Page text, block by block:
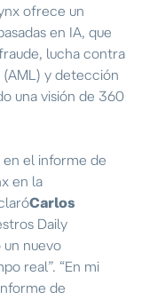
ofrece un
en IA, que
lucha contra
y detección
una visión de 360
el informe de
en la
Carlos
Daily
nuevo
real”. “En mi
de